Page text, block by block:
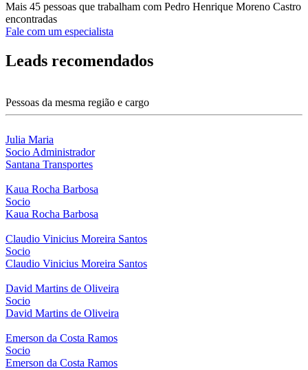
Mais 45 pessoas que trabalham com Pedro Henrique Moreno Castro
encontradas
Fale com um especialista
Leads recomendados
Pessoas da mesma região e cargo
Julia Maria
Socio Administrador
Santana Transportes
Kaua Rocha Barbosa
Socio
Kaua Rocha Barbosa
Claudio Vinicius Moreira Santos
Socio
Claudio Vinicius Moreira Santos
David Martins de Oliveira
Socio
David Martins de Oliveira
Emerson da Costa Ramos
Socio
Emerson da Costa Ramos